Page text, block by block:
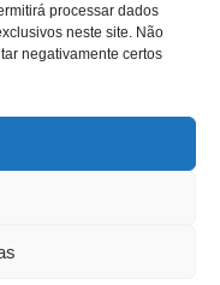
processar dados
neste site. Não
negativamente certos
© 2026 Por